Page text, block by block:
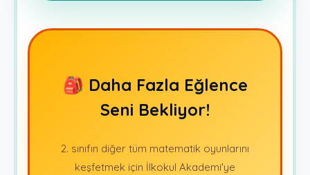
🎒 Daha Fazla Eğlence
Seni Bekliyor!
2. sınıfın diğer tüm matematik oyunlarını
keşfetmek için İlkokul Akademi'ye